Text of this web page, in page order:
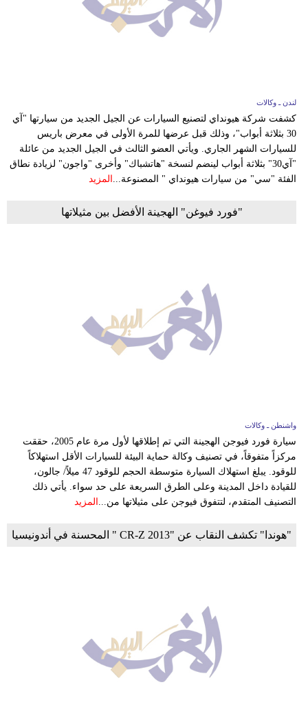
لندن ـ وكالات
كشفت شركة هيونداي لتصنيع السيارات عن الجيل الجديد من سيارتها "آي
30 بثلاثة أبواب"، وذلك قبل عرضها للمرة الأولى في معرض باريس
للسيارات الشهر الجاري. ويأتي العضو الثالث في الجيل الجديد من عائلة
"آي30" بثلاثة أبواب لينضم لنسخة "هاتشباك" وأخرى "واجون" لزيادة نطاق
الفئة "سي" من سيارات هيونداي " المصنوعة... المزيد
"فورد فيوغن" الهجينة الأفضل بين مثيلاتها
واشنطن ـ وكالات
سيارة فورد فيوجن الهجينة التي تم إطلاقها لأول مرة عام 2005، حققت
مركزاً متفوقاً، في تصنيف وكالة حماية البيئة للسيارات الأقل استهلاكاً
للوقود. يبلغ استهلاك السيارة متوسطة الحجم للوقود 47 ميلاً/ جالون،
للقيادة داخل المدينة وعلى الطرق السريعة على حد سواء. يأتي ذلك
التصنيف المتقدم، لتتفوق فيوجن على مثيلاتها من... المزيد
"هوندا" تكشف النقاب عن "CR-Z 2013 " المحسنة في أندونيسيا